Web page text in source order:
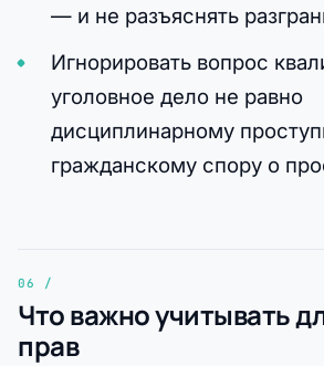
— и не разъяснять
Игнорировать вопрос
уголовное дело не равно
дисциплинарному
гражданскому спору о
Что важно учитывать
прав